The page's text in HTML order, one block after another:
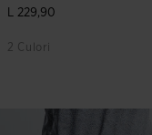
L 229,90
2 Culori
4,6 din 5 evaluări ale